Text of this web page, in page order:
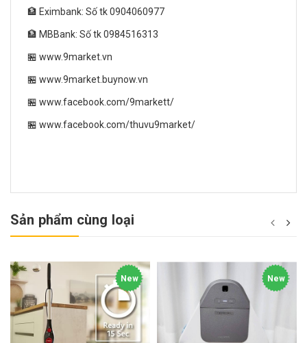
🏦 Eximbank: Số tk 0904060977
🏦 MBBank: Số tk 0984516313
🏪 www.9market.vn
🏪 www.9market.buynow.vn
🏪 www.facebook.com/9markett/
🏪 www.facebook.com/thuvu9market/
Sản phẩm cùng loại
New New